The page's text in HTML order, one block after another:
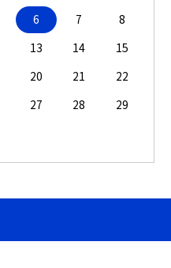
6 7
8
13 14
15
20 21
22
27 28
29